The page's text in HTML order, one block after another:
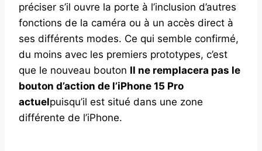
préciser s’il ouvre la porte à l’inclusion d’autres
fonctions de la caméra ou à un accès direct à
ses différents modes. Ce qui semble confirmé,
du moins avec les premiers prototypes, c’est
que le nouveau bouton Il ne remplacera pas le
bouton d’action de l’iPhone 15 Pro
actuelpuisqu’il est situé dans une zone
différente de l’iPhone.